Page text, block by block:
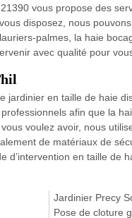
vous propose des
disposez, nous
palmes, la haie
avec qualité pour
jardinier en taille de haie
afin que la
voulez avoir, nous
de matériaux de
d’intervention en taille de
Jardinier Precy
Pose de cloture